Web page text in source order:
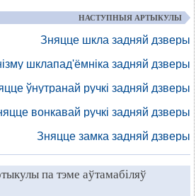
НАСТУПНЫЯ АРТЫКУЛЫ
Зняцце шкла задняй дзверы
шклапад'ёмніка задняй дзверы
ўнутранай ручкі задняй дзверы
вонкавай ручкі задняй дзверы
Зняцце замка задняй дзверы
па тэме аўтамабіляў